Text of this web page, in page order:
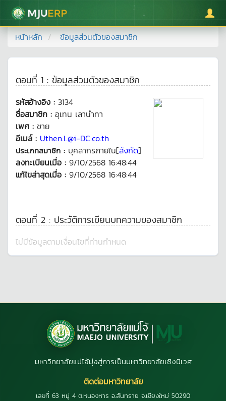
มหาวิทยาลัยแม่โจ้
หน้าหลัก ข้อมูลส่วนตัวของสมาชิก
ตอนที่ 1 : ข้อมูลส่วนตัวของสมาชิก
รหัสอ้างอิง : 3134
ชื่อสมาชิก : อุเทน เลานำทา
เพศ : ชาย
อีเมล์ : Uthen.L@i-DC.co.th
ประเภทสมาชิก : บุคลากรภายใน[สังกัด]
ลงทะเบียนเมื่อ : 9/10/2568 16:48:44
แก้ไขล่าสุดเมื่อ : 9/10/2568 16:48:44
ตอนที่ 2 : ประวัติการเขียนบทความของสมาชิก
ไม่มีข้อมูลตามเงื่อนไขที่ท่านกำหนด
มหาวิทยาลัยแม่โจ้มุ่งสู่การเป็นมหาวิทยาลัยเชิงนิเวศ
ติดต่อมหาวิทยาลัย
เลขที่ 63 หมู่ 4 ต.หนองหาร อ.สันทราย จ.เชียงใหม่ 50290